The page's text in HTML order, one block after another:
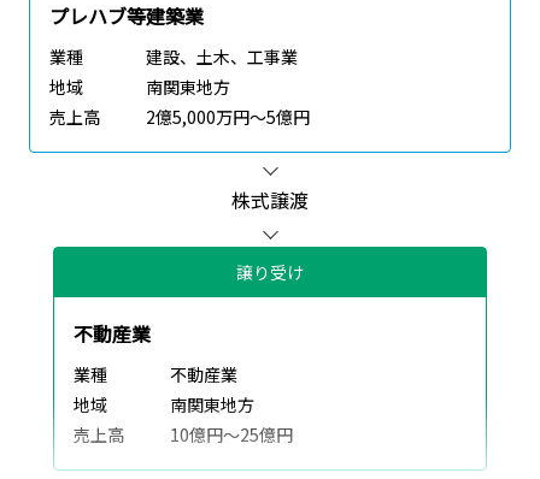
プレハブ等建築業
業種
建設、土木、工事業
地域
南関東地方
売上高
2億5,000万円～5億円
株式譲渡
譲り受け
不動産業
業種
不動産業
地域
南関東地方
売上高
10億円～25億円